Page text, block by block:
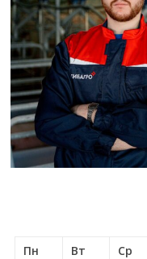
Пн
Вт Ср